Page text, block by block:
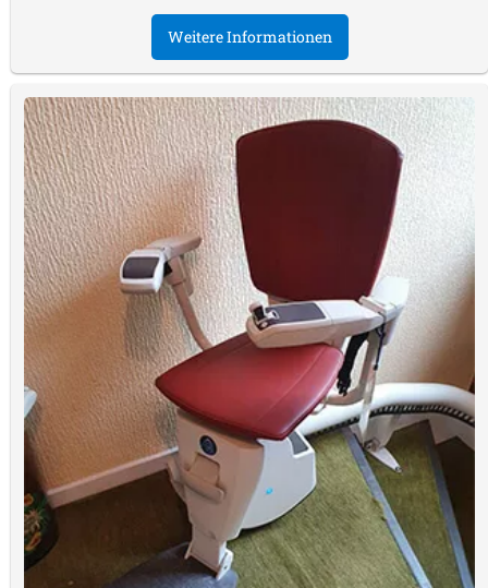
Weitere Informationen